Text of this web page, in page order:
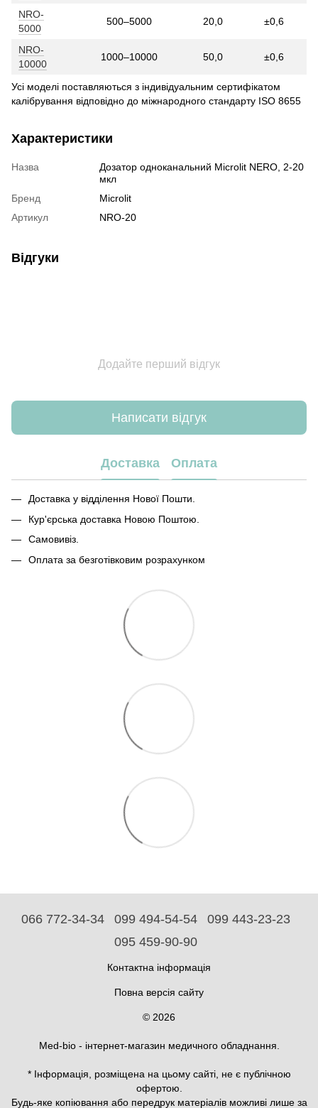
NRO-
5000
500–5000 20,0 ±0,6
NRO-
10000
1000–10000 50,0 ±0,6
Усі моделі поставляються з індивідуальним сертифікатом
калібрування відповідно до міжнародного стандарту ISO 8655
Характеристики
Назва
Дозатор одноканальний Microlit NERO, 2-20
мкл
Бренд
Microlit
Артикул
NRO-20
Відгуки
Додайте перший відгук
Написати відгук
Доставка Оплата
Доставка у відділення Нової Пошти.
Кур'єрська доставка Новою Поштою.
Самовивіз.
Оплата за безготівковим розрахунком
066 772-34-34 099 494-54-54
099 443-23-23
095 459-90-90
Контактна інформація
Повна версія сайту
© 2026
Med-bio - інтернет-магазин медичного обладнання.
* Інформація, розміщена на цьому сайті, не є публічною
офертою.
Будь-яке копіювання або передрук матеріалів можливі лише за